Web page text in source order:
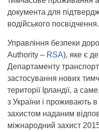
документа для
водійського посвідчення.
Управління безпеки
Authority – RSA), яке є
Департаменту
застосування нових
території Ірландії, а
з України і проживають в
захистом наданим
міжнародний захист